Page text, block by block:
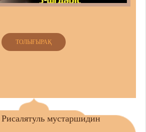
ТОЛЫҒЫРАҚ
Рисалятуль мустаршидин